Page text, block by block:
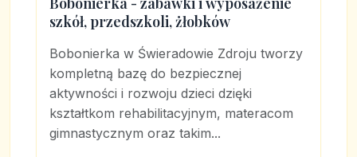
szkół, przedszkoli, żłobków
Bobonierka w Świeradowie Zdroju tworzy
kompletną bazę do bezpiecznej
aktywności i rozwoju dzieci dzięki
kształtkom rehabilitacyjnym, materacom
gimnastycznym oraz takim...